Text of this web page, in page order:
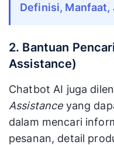
Definisi, Manfaat,
2. Bantuan
Assistance)
Chatbot AI juga
Assistanceyang
dalam mencari
pesanan, detail